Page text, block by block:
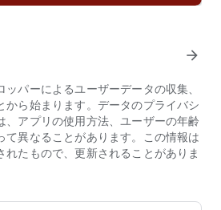
通りの人物であることを証明して、マ
、不快なメッセージを防止します。
クしたりすることができます。
去の恋人など、Tinderで自分を表示し
くない相手をブロックすることができ
Likeして、出会いのチャンスを増や
ことができます。
arrow_forward
パーによるユーザーデータの収集、
から始まります。データのプライバシ
、アプリの使用方法、ユーザーの年齢
て異なることがあります。この情報は
れたもので、更新されることがありま